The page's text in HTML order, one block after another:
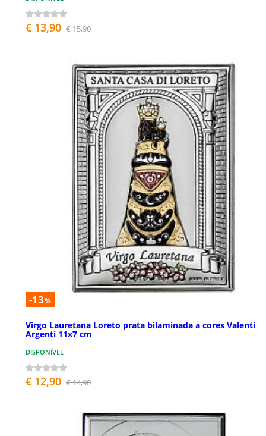
€ 13,90 € 15,90
-13%
Virgo Lauretana Loreto prata bilaminada a cores Valenti
Argenti 11x7 cm
DISPONÍVEL
€ 12,90 € 14,90